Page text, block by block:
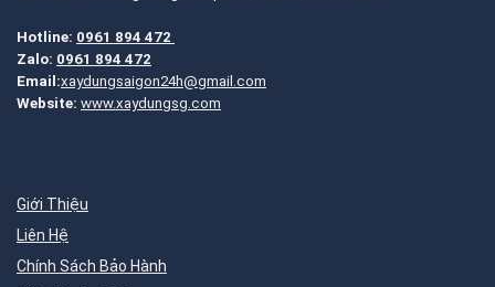
Hotline: 0961 894 472
Zalo: 0961 894 472
Email:xaydungsaigon24h@gmail.com
Website: www.xaydungsg.com
Giới Thiệu
Liên Hệ
Chính Sách Bảo Hành